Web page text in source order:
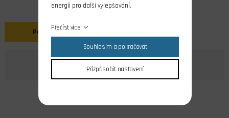
Popis
energii pro další vylepšování.
Přečíst více
Souhlasím a pokračovat
Přizpůsobit nastavení